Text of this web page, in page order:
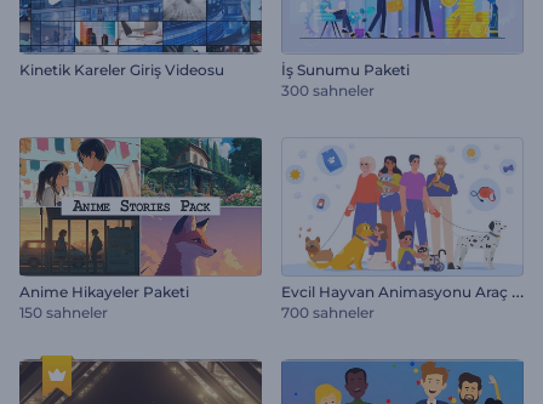
Kinetik Kareler Giriş Videosu
İş Sunumu Paketi
300 sahneler
Anime Hikayeler Paketi
150 sahneler
E
vcil Hayvan Animasyonu Araç Kiti
700 sahneler